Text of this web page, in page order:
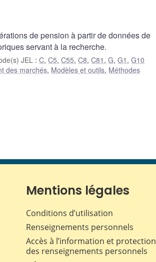
de pension à partir de données de
servant à la recherche.
JEL :C,C5,C55,C8,C81 ,G,G1 ,G10
des marchés, Modèles et outils, Méthodes
Mentions légales
Conditions d’utilisation
Renseignements personnels
Accès à l’information et protection
des renseignements personnels